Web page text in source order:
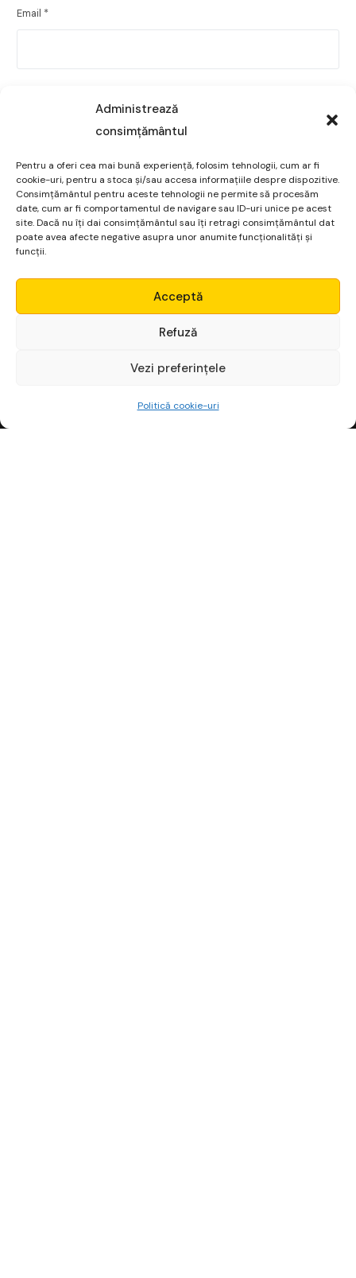
Administrează
consimțământul
Pentru a oferi cea mai bună experiență, folosim tehnologii, cum ar fi
cookie-uri, pentru a stoca și/sau accesa informațiile despre dispozitive.
Consimțământul pentru aceste tehnologii ne permite să procesăm
date, cum ar fi comportamentul de navigare sau ID-uri unice pe acest
site. Dacă nu îți dai consimțământul sau îți retragi consimțământul dat
poate avea afecte negative asupra unor anumite funcționalități și
funcții.
Acceptă
Refuză
Vezi preferințele
Politică cookie-uri
Email *
Salvează-mi numele, emailul și site-ul web în acest
navigator pentru data viitoare când o să comentez.
Micro Alpha
Începe gratuit